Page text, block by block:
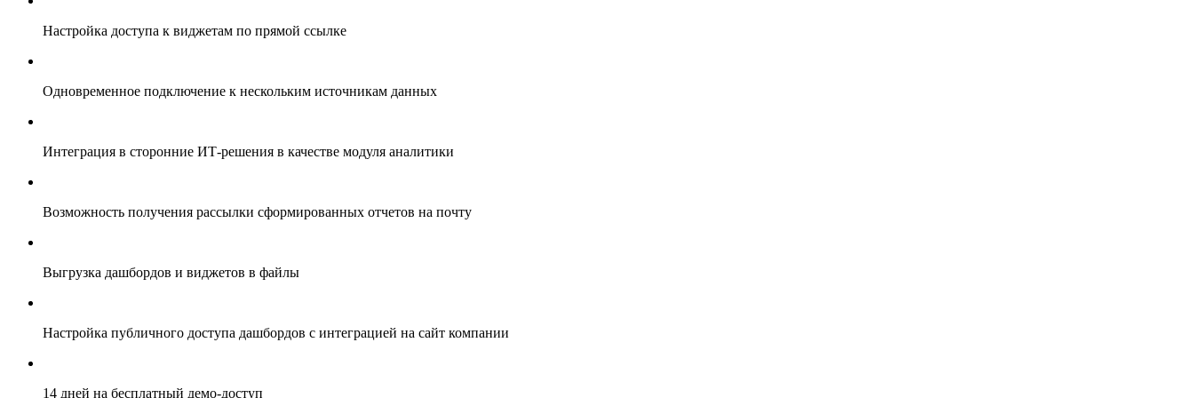
Настройка доступа к виджетам по прямой ссылке
Одновременное подключение к нескольким источникам данных
Интеграция в сторонние ИТ-решения в качестве модуля аналитики
Возможность получения рассылки сформированных отчетов на почту
Выгрузка дашбордов и виджетов в файлы
Настройка публичного доступа дашбордов с интеграцией на сайт компании
14 дней на бесплатный демо-доступ